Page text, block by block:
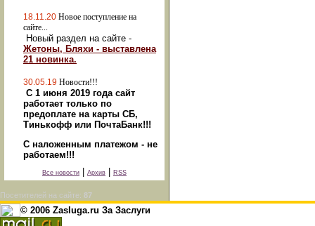
18.11.20 Новое поступление на
сайте...
Новый раздел на сайте -
Жетоны, Бляхи - выставлена
21 новинка.
30.05.19 Новости!!!
С 1 июня 2019 года сайт
работает только по
предоплате на карты СБ,
Тинькофф или ПочтаБанк!!!
С наложенным платежом - не
работаем!!!
Все новости Архив RSS
Посетителей на сайте: 87
© 2006 Zasluga.ru За Заслуги